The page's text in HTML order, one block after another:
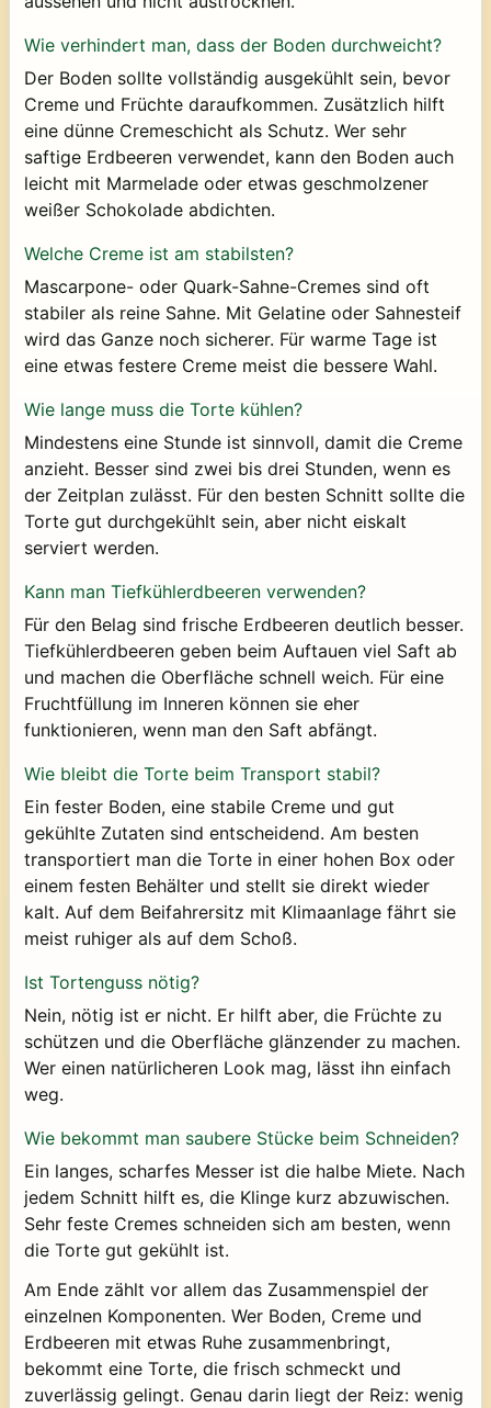
Wie verhindert man, dass der Boden durchweicht?
Der Boden sollte vollständig ausgekühlt sein, bevor
Creme und Früchte daraufkommen. Zusätzlich hilft
eine dünne Cremeschicht als Schutz. Wer sehr
saftige Erdbeeren verwendet, kann den Boden auch
leicht mit Marmelade oder etwas geschmolzener
weißer Schokolade abdichten.
Welche Creme ist am stabilsten?
Mascarpone- oder Quark-Sahne-Cremes sind oft
stabiler als reine Sahne. Mit Gelatine oder Sahnesteif
wird das Ganze noch sicherer. Für warme Tage ist
eine etwas festere Creme meist die bessere Wahl.
Wie lange muss die Torte kühlen?
Mindestens eine Stunde ist sinnvoll, damit die Creme
anzieht. Besser sind zwei bis drei Stunden, wenn es
der Zeitplan zulässt. Für den besten Schnitt sollte die
Torte gut durchgekühlt sein, aber nicht eiskalt
serviert werden.
Kann man Tiefkühlerdbeeren verwenden?
Für den Belag sind frische Erdbeeren deutlich besser.
Tiefkühlerdbeeren geben beim Auftauen viel Saft ab
und machen die Oberfläche schnell weich. Für eine
Fruchtfüllung im Inneren können sie eher
funktionieren, wenn man den Saft abfängt.
Wie bleibt die Torte beim Transport stabil?
Ein fester Boden, eine stabile Creme und gut
gekühlte Zutaten sind entscheidend. Am besten
transportiert man die Torte in einer hohen Box oder
einem festen Behälter und stellt sie direkt wieder
kalt. Auf dem Beifahrersitz mit Klimaanlage fährt sie
meist ruhiger als auf dem Schoß.
Ist Tortenguss nötig?
Nein, nötig ist er nicht. Er hilft aber, die Früchte zu
schützen und die Oberfläche glänzender zu machen.
Wer einen natürlicheren Look mag, lässt ihn einfach
weg.
Wie bekommt man saubere Stücke beim Schneiden?
Ein langes, scharfes Messer ist die halbe Miete. Nach
jedem Schnitt hilft es, die Klinge kurz abzuwischen.
Sehr feste Cremes schneiden sich am besten, wenn
die Torte gut gekühlt ist.
Am Ende zählt vor allem das Zusammenspiel der
einzelnen Komponenten. Wer Boden, Creme und
Erdbeeren mit etwas Ruhe zusammenbringt,
bekommt eine Torte, die frisch schmeckt und
zuverlässig gelingt. Genau darin liegt der Reiz: wenig